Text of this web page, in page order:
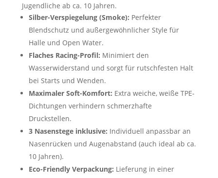
Jugendliche ab ca. 10 Jahren.
Silber-Verspiegelung (Smoke): Perfekter
Blendschutz und außergewöhnlicher Style für
Halle und Open Water.
Flaches Racing-Profil: Minimiert den
Wasserwiderstand und sorgt für rutschfesten Halt
bei Starts und Wenden.
Maximaler Soft-Komfort: Extra weiche, weiße TPE-
Dichtungen verhindern schmerzhafte
Druckstellen.
3 Nasenstege inklusive: Individuell anpassbar an
Nasenrücken und Augenabstand (auch ideal ab ca.
10 Jahren).
Eco-Friendly Verpackung: Lieferung in einer